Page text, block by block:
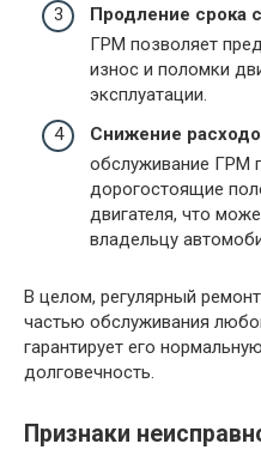
Продление срока
ГРМ позволяет
износ и поломки
эксплуатации.
Снижение
обслуживание ГРМ
дорогостоящие
двигателя, что
владельцу
В целом, регулярный
частью обслуживания
гарантирует его
долговечность.
Признаки